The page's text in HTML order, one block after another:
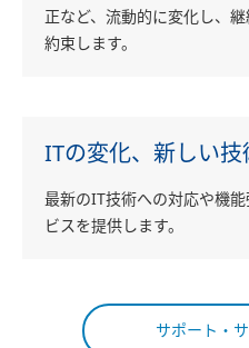
正など、流動的に変化し、
約束します。
ITの変化、新しい技
最新のIT技術への対応や機
ビスを提供します。
サポート・